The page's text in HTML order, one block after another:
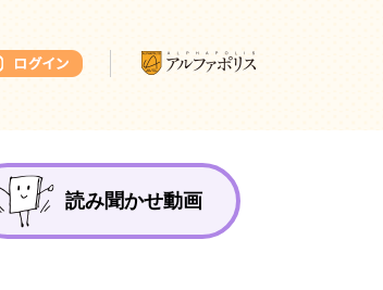
読み聞かせ動画